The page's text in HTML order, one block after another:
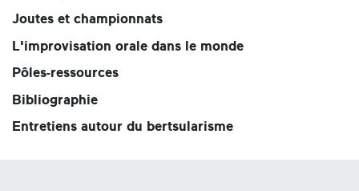
Joutes et championnats
L'improvisation orale dans le monde
Pôles-ressources
Bibliographie
Entretiens autour du bertsularisme